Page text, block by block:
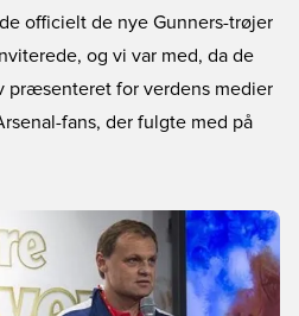
officielt de nye Gunners-trøjer
og vi var med, da de
præsenteret for verdens medier
fans, der fulgte med på